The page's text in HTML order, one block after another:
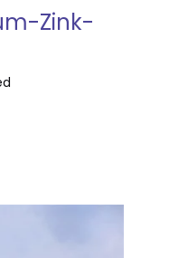
Zink-